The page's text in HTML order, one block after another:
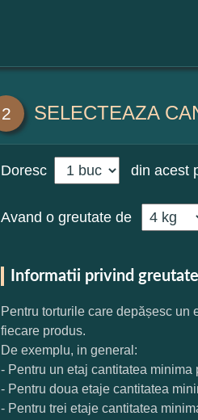
2 SELECTEAZA
Doresc din acest
Avand o greutate de
Informatii privind
Pentru torturile care depășesc un
fiecare produs.
De exemplu, in general:
- Pentru un etaj cantitatea minima
- Pentru doua etaje cantitatea
- Pentru trei etaje cantitatea